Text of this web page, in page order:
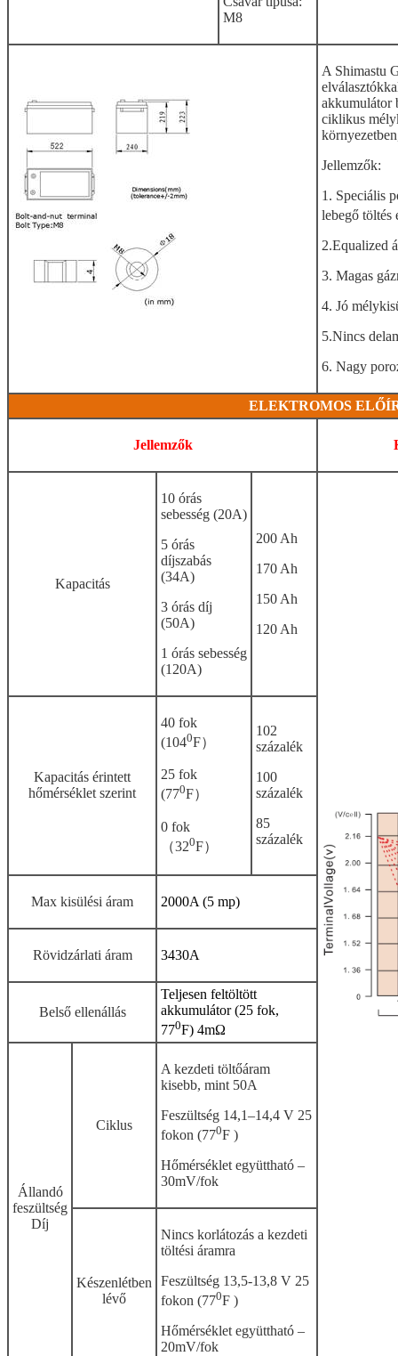
M8
A Shimastu
akkumulátor
ciklikus
Jellemzők:
1. Speciális
lebegő töltés
2.Equalized
3. Magas
4. Jó
5.Nincs
6. Nagy
ELEKTROMOS
Jellemzők
Kapacitás
10 órás
sebesség (20A)
5 órás
díjszabás
(34A)
3 órás díj
(50A)
1 órás sebesség
(120A)
200 Ah
170 Ah
150 Ah
120 Ah
Kapacitás érintett
hőmérséklet szerint
40 fok
(1040F）
25 fok
(770F）
0 fok
（320F）
102
százalék
100
százalék
85
százalék
Max kisülési áram 2000A (5 mp)
Rövidzárlati áram 3430A
Belső ellenállás
Teljesen feltöltött
akkumulátor (25 fok,
770F) 4mΩ
Állandó
feszültség
Díj
Ciklus
A kezdeti töltőáram
kisebb, mint 50A
Feszültség 14,1–14,4 V 25
fokon (770F )
Hőmérséklet együttható –
30mV/fok
Készenlétben
lévő
Nincs korlátozás a kezdeti
töltési áramra
Feszültség 13,5-13,8 V 25
fokon (770F )
Hőmérséklet együttható –
20mV/fok